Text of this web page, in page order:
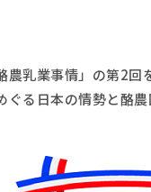
乳業事情」の第2回
ぐる日本の情勢と酪